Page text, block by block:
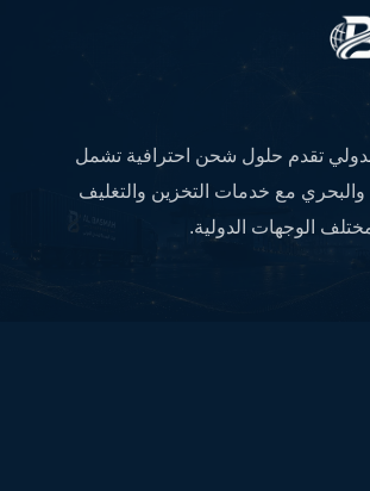
تقدم حلول شحن احترافية تشمل
مع خدمات التخزين والتغليف
الوجهات الدولية.